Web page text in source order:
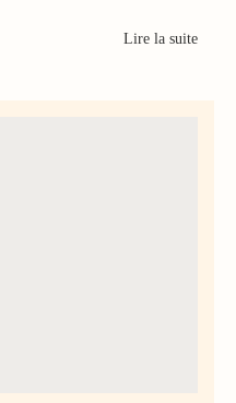
Lire la suite